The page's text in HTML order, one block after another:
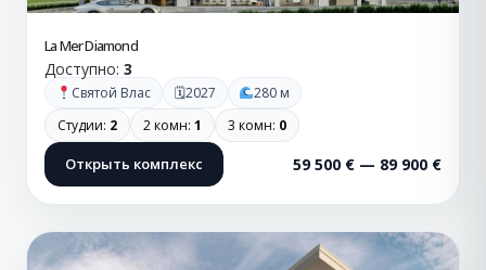
La Mer Diamond
Доступно: 3
Святой Влас 🗓2027
280 м
Студии: 2 2 комн: 1 3 комн: 0
Открыть комплекс 59 500 € — 89 900 €